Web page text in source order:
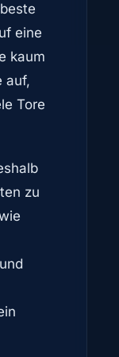
eine
kaum
auf,
Tore
zu